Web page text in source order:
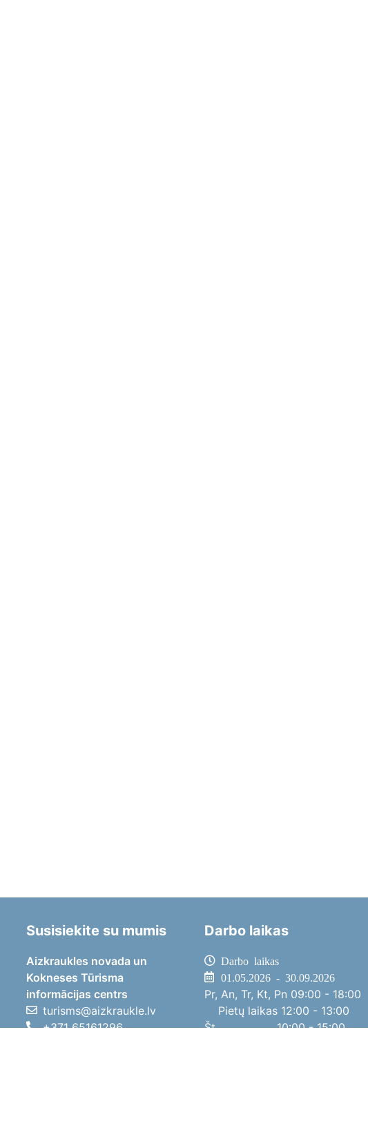
Susisiekite su mumis
Aizkraukles novada un
Kokneses Tūrisma
informācijas centrs
turisms@aizkraukle.lv
+371 65161296
Darbo laikas
Darbo laikas
01.05.2026 - 30.09.2026
Pr, An, Tr, Kt, Pn 09:00 - 18:00
Pietų laikas 12:00 - 13:00
Št
10:00 - 15:00